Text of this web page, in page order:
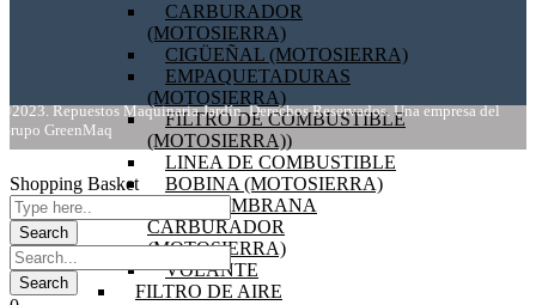
CARBURADOR
(MOTOSIERRA)
CIGÜEÑAL (MOTOSIERRA)
EMPAQUETADURAS
(MOTOSIERRA)
FILTRO DE COMBUSTIBLE
(MOTOSIERRA))
LINEA DE COMBUSTIBLE
BOBINA (MOTOSIERRA)
KIT MEMBRANA
CARBURADOR
(MOTOSIERRA)
VOLANTE
FILTRO DE AIRE
©2023. Repuestos Maquinaria Jardín. Derechos Reservados. Una empresa del
Grupo GreenMaq
Shopping Basket